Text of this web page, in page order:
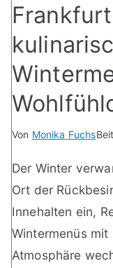
Von Monika Fuchs
Der Winter
Ort der
Innehalten ein,
Wintermenüs
Atmosphäre